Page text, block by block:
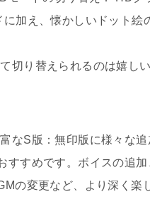
に加え、懐かしいドット絵
切り替えられるのは嬉し
なS版：無印版に様々な追
すすめです。ボイスの追加
の変更など、より深く楽